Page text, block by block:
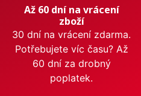
Až 60 dní na vrácení
zboží
30 dní na vrácení zdarma.
Potřebujete víc času? Až
60 dní za drobný
poplatek.